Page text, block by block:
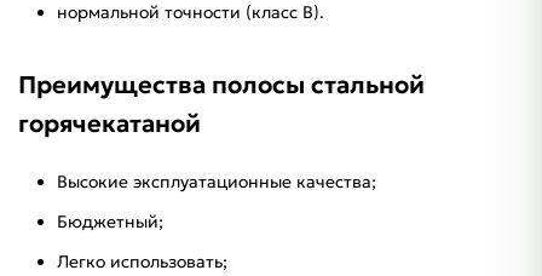
нормальной точности (класс В).
Преимущества полосы стальной
горячекатаной
Высокие эксплуатационные качества;
Бюджетный;
Легко использовать;